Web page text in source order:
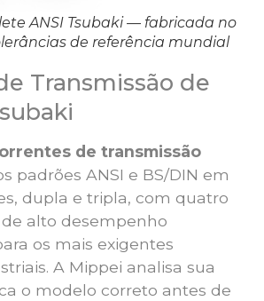
ANSI Tsubaki — fabricada no
de referência mundial
Transmissão de
de transmissão
padrões ANSI e BS/DIN em
dupla e tripla, com quatro
de alto desempenho
os mais exigentes
A Mippei analisa sua
o modelo correto antes de